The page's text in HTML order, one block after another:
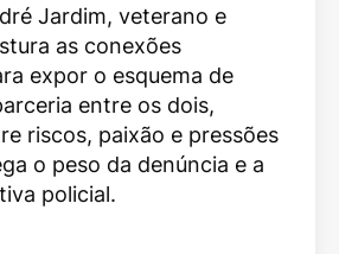
Jardim, veterano e
as conexões
expor o esquema de
entre os dois,
riscos, paixão e pressões
o peso da denúncia e a
policial.